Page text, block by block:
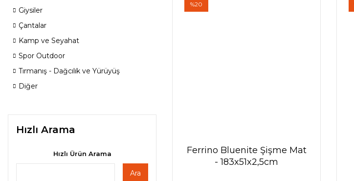
Giysiler
Çantalar
Kamp ve Seyahat
Spor Outdoor
Tırmanış - Dağcılık ve Yürüyüş
Diğer
Hızlı Arama
Hızlı Ürün Arama
Ara
%20
Ferrino Bluenite Şişme Mat
- 183x51x2,5cm